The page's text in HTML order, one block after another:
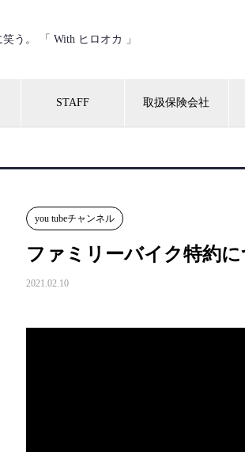
う。 「 With ヒロオカ 」
STAFF 取扱保険会社
you tubeチャンネル
ファミリーバイク特約
2021.02.10